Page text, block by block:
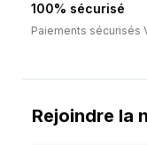
100% sécurisé
Paiements sécurisés
Rejoindre la